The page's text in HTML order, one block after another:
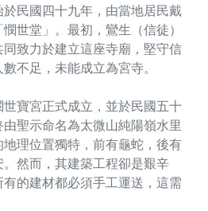
民國四十九年，由當地居民戴
世堂」。最初，鸞生（信徒）
致力於建立這座寺廟，堅守信
不足，未能成立為宮寺。
寶宮正式成立，並於民國五十
聖示命名為太微山純陽嶺水里
理位置獨特，前有龜蛇，後有
然而，其建築工程卻是艱辛
的建材都必須手工運送，這需